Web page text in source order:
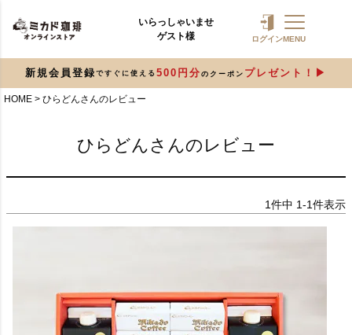
いらっしゃいませ
ゲスト様
ログインMENU
新規会員登録 ですぐに使える 500円分 のクーポン プレゼント！
HOME ひらどんさんのレビュー
ひらどんさんのレビュー
1件中 1-1件表示